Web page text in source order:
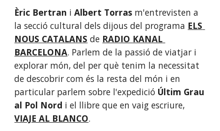
Èric Bertran i Albert Torras m'entrevisten a
la secció cultural dels dijous del programa ELS
NOUS CATALANS de RADIO KANAL
BARCELONA. Parlem de la passió de viatjar i
explorar món, del per què tenim la necessitat
de descobrir com és la resta del món i en
particular parlem sobre l'expedició Últim Grau
al Pol Nord
VIAJE AL BLANCO.